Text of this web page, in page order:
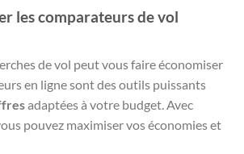
les comparateurs de vol
de vol peut vous faire économiser
en ligne sont des outils puissants
adaptées à votre budget. Avec
pouvez maximiser vos économies et